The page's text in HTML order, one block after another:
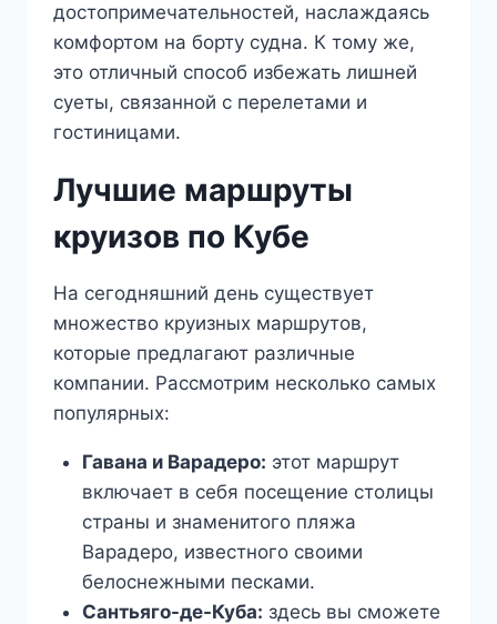
достопримечательностей, наслаждаясь
комфортом на борту судна. К тому же,
это отличный способ избежать лишней
суеты, связанной с перелетами и
гостиницами.
Лучшие маршруты
круизов по Кубе
На сегодняшний день существует
множество круизных маршрутов,
которые предлагают различные
компании. Рассмотрим несколько самых
популярных:
Гавана и Варадеро: этот маршрут
включает в себя посещение столицы
страны и знаменитого пляжа
Варадеро, известного своими
белоснежными песками.
Сантьяго-де-Куба: здесь вы сможете